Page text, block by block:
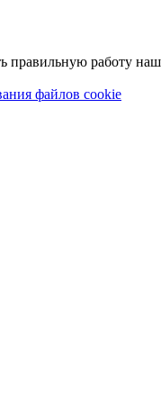
работу
файлов cookie